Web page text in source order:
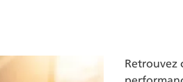
Retrouvez